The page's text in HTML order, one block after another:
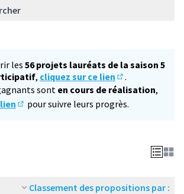
les 56 projets lauréats de la saison 5
, cliquez sur ce lien
(S'ouvre dans
.
sont en cours de réalisation,
pour suivre leurs progrès.
Classement des propositions par :